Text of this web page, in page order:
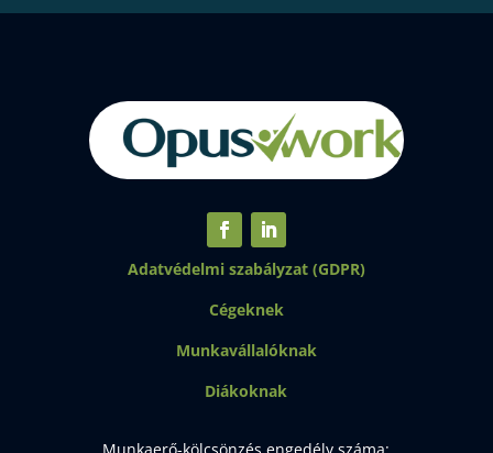
Adatvédelmi szabályzat (GDPR)
Cégeknek
Munkavállalóknak
Diákoknak